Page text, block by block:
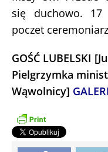
się duchowo. 17
poczet
GOŚĆ LUBELSKI
Pielgrzymka
Wąwolnicy]